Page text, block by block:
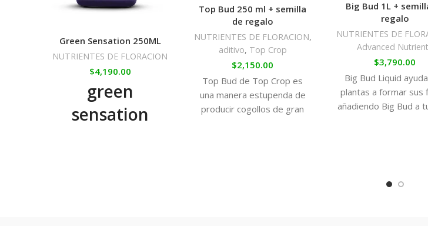
Green Sensation 250ML
NUTRIENTES DE FLORACION
$4,190.00
green
sensation
Top Bud 250 ml + semilla
de regalo
NUTRIENTES DE FLORACION,
aditivo, Top Crop
$2,150.00
Top Bud de Top Crop es
una manera estupenda de
producir cogollos de gran
Big Bud 1L +
regalo
NUTRIENTES DE
Advanced
$3,790.00
Big Bud Liquid
plantas a formar sus
añadiendo Big Bud a